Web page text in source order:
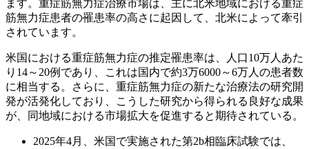
ます。重症筋無力症治療市場は、主に北米地域における重症
筋無力症患者の罹患率の高さに起因して、北米によって牽引
されています。
米国における重症筋無力症の推定罹患率は、人口10万人あた
り14～20例であり、これは国内で約3万6000～6万人の患者数
に相当する。さらに、重症筋無力症の新たな治療法の研究開
発が活発化しており、こうした研究から得られる良好な成果
が、同地域における市場拡大を促進すると期待されている。
2025年4月、米国で実施された第2b相臨床試験では、